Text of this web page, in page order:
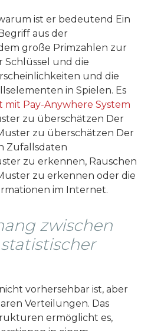
ist er bedeutend Ein
aus der
große Primzahlen zur
Schlüssel und die
und die
in Spielen. Es
mit Pay-Anywhere System
zu überschätzen Der
zu überschätzen Der
Zufallsdaten
zu erkennen, Rauschen
zu erkennen oder die
im Internet.
zwischen
vorhersehbar ist, aber
Verteilungen. Das
ermöglicht es,